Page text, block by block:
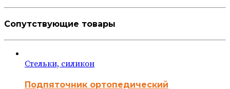
Сопутствующие товары
Стельки, силикон
Подпяточник ортопедический